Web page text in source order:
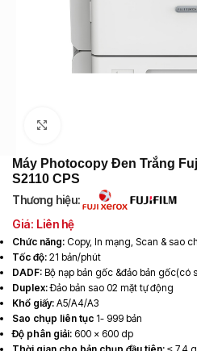
Máy Photocopy Đen Trắng
S2110 CPS
Thương hiệu:
Giá: Liên hệ
Chức năng: Copy, In mạng, Scan & sao
Tốc độ: 21 bản/phút
DADF: Bộ nạp bản gốc &đảo bản gốc(có
Duplex:Đảo bản sao 02 mặt tự động
Khổ giấy: A5/A4/A3
Sao chụp liên tục 1- 999 bản
Độ phân giải: 600 x 600 dp